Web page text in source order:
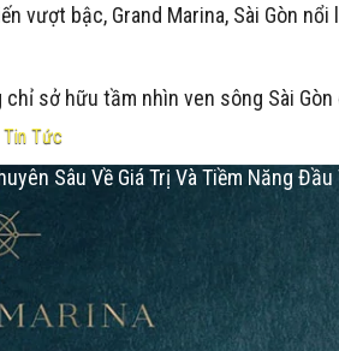
Tin Tức
Sâu Về Giá Trị Và Tiềm Năng Đầu
bậc, Grand Marina, Sài Gòn
sở hữu tầm nhìn ven sông Sài